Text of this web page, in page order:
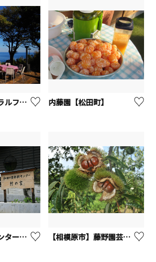
オレンジフローラルファーム【真鶴町】 内藤園【松田町】
和田の里体験センター「村の家」【相模原市】 【相模原市】藤野園芸ランド（収穫体験）